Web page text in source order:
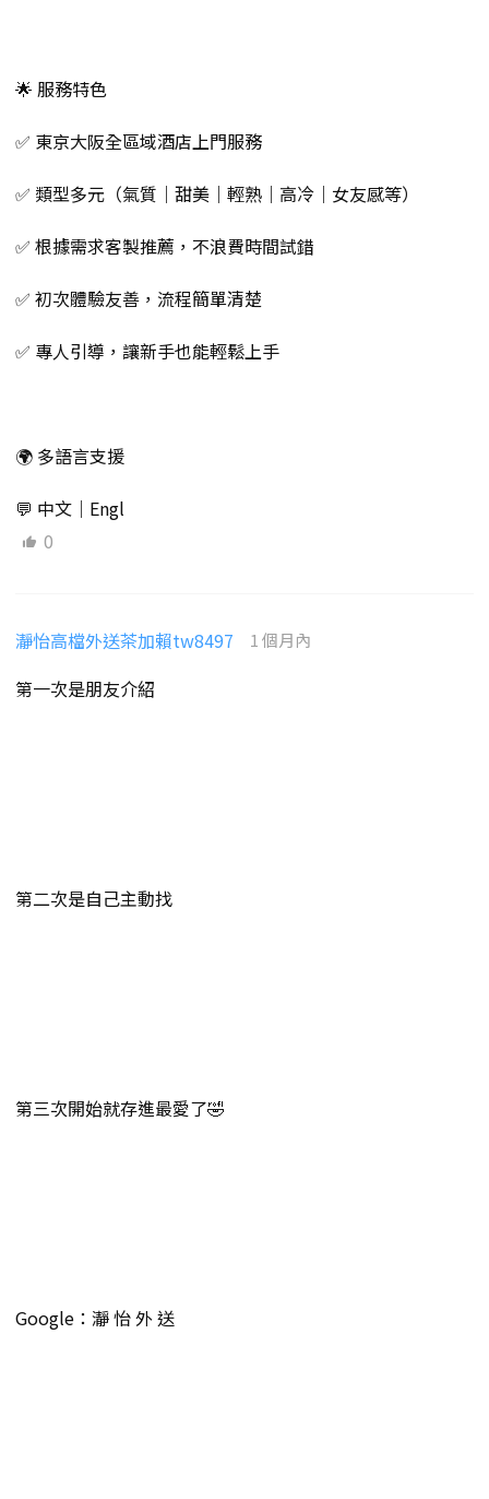
🌟 服務特色
✅ 東京大阪全區域酒店上門服務
✅ 類型多元（氣質｜甜美｜輕熟｜高冷｜女友感等）
✅ 根據需求客製推薦，不浪費時間試錯
✅ 初次體驗友善，流程簡單清楚
✅ 專人引導，讓新手也能輕鬆上手
🌍 多語言支援
💬 中文｜Engl
0
瀞怡高檔外送茶加賴tw8497 1 個月內
第一次是朋友介紹
第二次是自己主動找
第三次開始就存進最愛了🤣
Google：瀞 怡 外 送